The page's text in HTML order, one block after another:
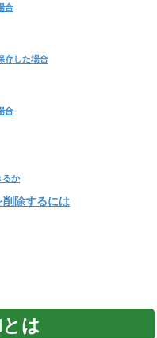
合
存した場合
合
るか
除するには
は